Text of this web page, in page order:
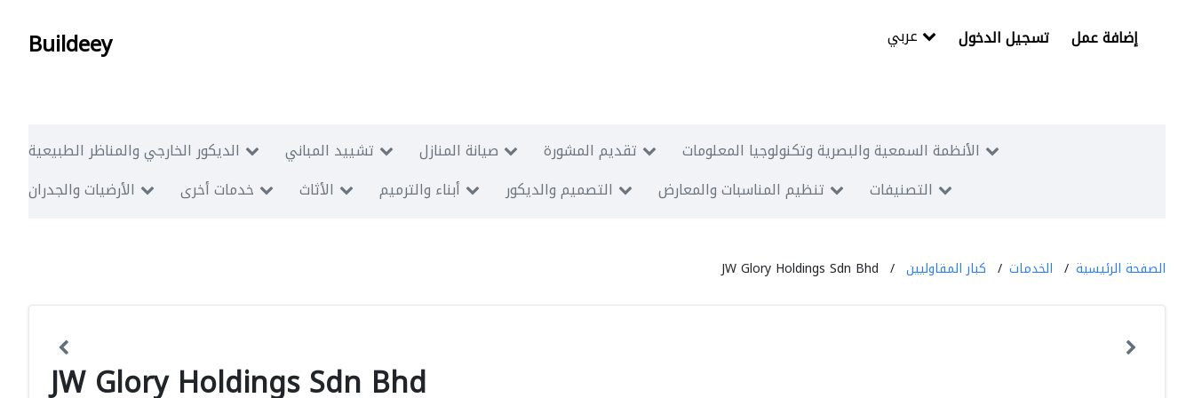
Buildeey تسجيل الدخول إضافة عمل
الديكور الخارجي والمناظر الطبيعية تشييد المباني صيانة المنازل تقديم المشورة
الأنظمة السمعية والبصرية وتكنولوجيا المعلومات
الأرضيات والجدران
خدمات أخرى الأثاث أبناء والترميم التصميم والديكور تنظيم المناسبات والمعارض التصنيفات
الصفحة الرئيسية الخدمات كبار المقاوليين JW Glory Holdings Sdn Bhd
JW Glory Holdings Sdn Bhd